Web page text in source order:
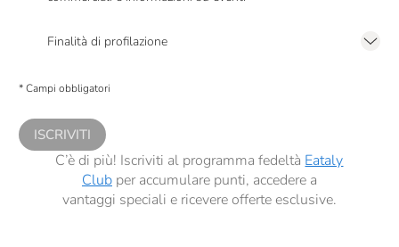
Finalità di profilazione
comunicazioni commerciali personalizzate, in caso di consenso prestato ai
* Campi obbligatori
ISCRIVITI
C’è di più! Iscriviti al programma fedeltà Eataly
Clubper accumulare punti, accedere a
vantaggi speciali e ricevere offerte esclusive.